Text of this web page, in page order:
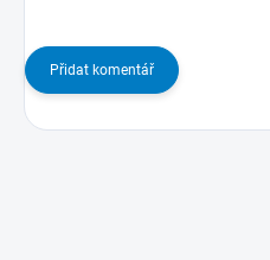
Přidat komentář